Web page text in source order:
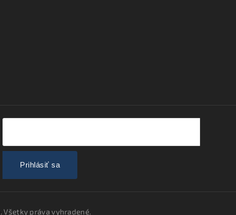
Prihlásiť sa
. Všetky práva vyhradené.